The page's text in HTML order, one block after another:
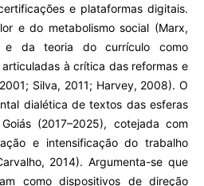
e plataformas digitais.
e do metabolismo social (Marx,
e da teoria do currículo como
à crítica das reformas e
Silva, 2011; Harvey, 2008). O
dialética de textos das esferas
(2017–2025), cotejada com
e intensificação do trabalho
2014). Argumenta-se que
como dispositivos de direção